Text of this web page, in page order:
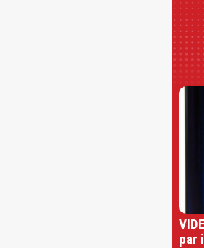
par